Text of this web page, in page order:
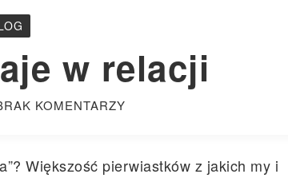
w relacji
KOMENTARZY
Większość pierwiastków z jakich my i